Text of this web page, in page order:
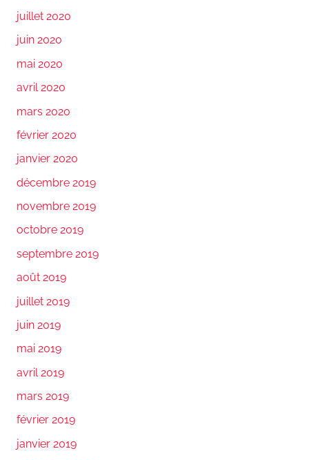
juillet 2020
juin 2020
mai 2020
avril 2020
mars 2020
février 2020
janvier 2020
décembre 2019
novembre 2019
octobre 2019
septembre 2019
août 2019
juillet 2019
juin 2019
mai 2019
avril 2019
mars 2019
février 2019
janvier 2019